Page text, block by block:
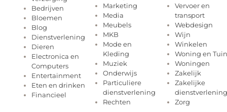
Bedrijven
Bloemen
Blog
Dienstverlening
Dieren
Electronica en
Computers
Entertainment
Eten en drinken
Financieel
Marketing
Media
Meubels
MKB
Mode en
Kleding
Muziek
Onderwijs
Particuliere
dienstverlening
Rechten
Vervoer en
transport
Webdesign
Wijn
Winkelen
Woning en Tuin
Woningen
Zakelijk
Zakelijke
dienstverlening
Zorg